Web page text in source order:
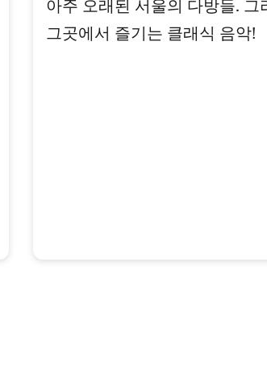
아주 오래된 서울의 다방들. 그
그곳에서 즐기는 클래식 음악!